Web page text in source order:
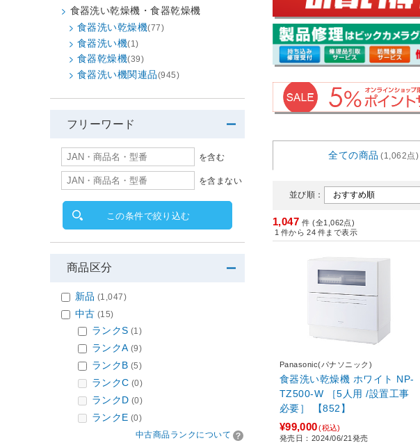
全ての商品 (1,062点)
並び順：
1,047 件 (全1,062点)
1 件から 24 件まで表示
Panasonic(パナソニック)
食器洗い乾燥機 ホワイト NP-
TZ500-W ［5人用 /設置工事
必要］ 【852】
¥99,000(税込)
発売日：2024/06/21発売
食器洗い乾燥機・食器乾燥機
食器洗い乾燥機(77)
食器洗い機(1)
食器乾燥機(39)
食器洗い機関連品(945)
フリーワード
を含む
を含まない
この条件で絞り込む
商品区分
新品 (1,047)
中古 (15)
ランクS (1)
ランクA (9)
ランクB (5)
ランクC (0)
ランクD (0)
ランクE (0)
中古商品ランクについて